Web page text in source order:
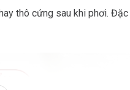
thô cứng sau khi phơi.